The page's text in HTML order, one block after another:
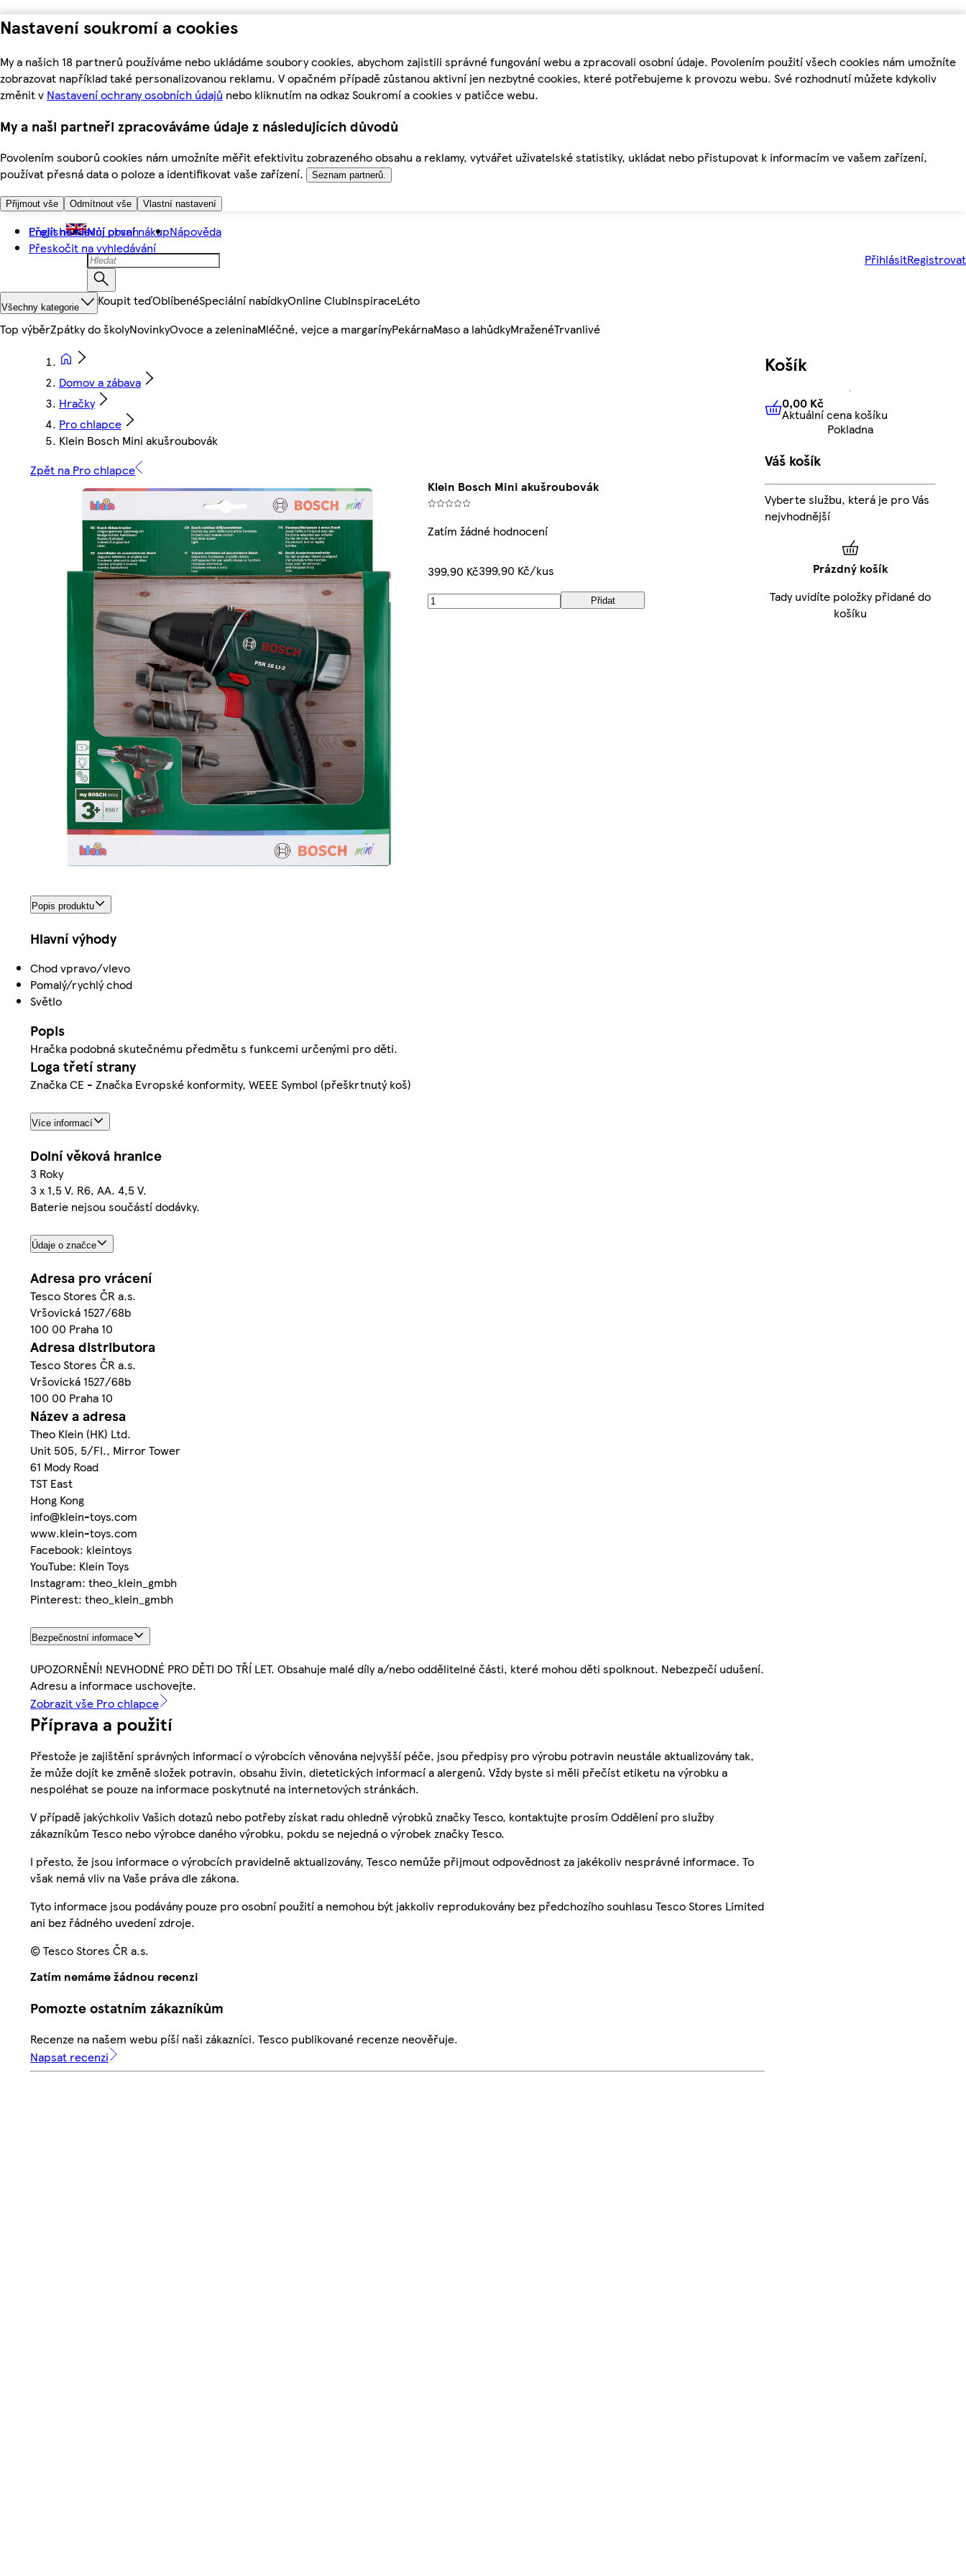
Nastavení soukromí a cookies
My a našich 18 partnerů používáme nebo ukládáme soubory cookies, abychom zajistili správné fungování webu a zpracovali osobní údaje. Povolením použití všech cookies nám umožníte
zobrazovat například také personalizovanou reklamu. V opačném případě zůstanou aktivní jen nezbytné cookies, které potřebujeme k provozu webu. Své rozhodnutí můžete kdykoliv
změnit v Nastavení ochrany osobních údajů nebo kliknutím na odkaz Soukromí a cookies v patičce webu.
My a naši partneři zpracováváme údaje z následujících důvodů
Povolením souborů cookies nám umožníte měřit efektivitu zobrazeného obsahu a reklamy, vytvářet uživatelské statistiky, ukládat nebo přistupovat k informacím ve vašem zařízení,
používat přesná data o poloze a identifikovat vaše zařízení.
Seznam partnerů.
Přijmout vše Odmítnout vše Vlastní nastavení
Přejít na hlavní obsah
Přeskočit na vyhledávání
English Můj první nákupNápověda
PřihlásitRegistrovat
Všechny kategorie Koupit teďOblíbenéSpeciální nabídkyOnline ClubInspiraceLéto
Top výběrZpátky do školyNovinkyOvoce a zeleninaMléčné, vejce a margarínyPekárnaMaso a lahůdkyMraženéTrvanlivé
Domov a zábava
Hračky
Pro chlapce
Klein Bosch Mini akušroubovák
Zpět na Pro chlapce
Klein Bosch Mini akušroubovák
Zatím žádné hodnocení
399,90 Kč399,90 Kč/kus
Přidat
Popis produktu
Hlavní výhody
Chod vpravo/vlevo
Pomalý/rychlý chod
Světlo
Popis
Hračka podobná skutečnému předmětu s funkcemi určenými pro děti.
Loga třetí strany
Značka CE - Značka Evropské konformity, WEEE Symbol (přeškrtnutý koš)
Více informací
Dolní věková hranice
3 Roky
3 x 1,5 V. R6, AA. 4,5 V.
Baterie nejsou součástí dodávky.
Údaje o značce
Adresa pro vrácení
Tesco Stores ČR a.s.
Vršovická 1527/68b
100 00 Praha 10
Adresa distributora
Tesco Stores ČR a.s.
Vršovická 1527/68b
100 00 Praha 10
Název a adresa
Theo Klein (HK) Ltd.
Unit 505, 5/FI., Mirror Tower
61 Mody Road
TST East
Hong Kong
info@klein-toys.com
www.klein-toys.com
Facebook: kleintoys
YouTube: Klein Toys
Instagram: theo_klein_gmbh
Pinterest: theo_klein_gmbh
Bezpečnostní informace
UPOZORNĚNÍ! NEVHODNÉ PRO DĚTI DO TŘÍ LET. Obsahuje malé díly a/nebo oddělitelné části, které mohou děti spolknout. Nebezpečí udušení.
Adresu a informace uschovejte.
Zobrazit vše Pro chlapce
Příprava a použití
Přestože je zajištění správných informací o výrobcích věnována nejvyšší péče, jsou předpisy pro výrobu potravin neustále aktualizovány tak,
že může dojít ke změně složek potravin, obsahu živin, dietetických informací a alergenů. Vždy byste si měli přečíst etiketu na výrobku a
nespoléhat se pouze na informace poskytnuté na internetových stránkách.
V případě jakýchkoliv Vašich dotazů nebo potřeby získat radu ohledně výrobků značky Tesco, kontaktujte prosím Oddělení pro služby
zákazníkům Tesco nebo výrobce daného výrobku, pokdu se nejedná o výrobek značky Tesco.
I přesto, že jsou informace o výrobcích pravidelně aktualizovány, Tesco nemůže přijmout odpovědnost za jakékoliv nesprávné informace. To
však nemá vliv na Vaše práva dle zákona.
Tyto informace jsou podávány pouze pro osobní použití a nemohou být jakkoliv reprodukovány bez předchozího souhlasu Tesco Stores Limited
ani bez řádného uvedení zdroje.
© Tesco Stores ČR a.s.
Zatím nemáme žádnou recenzi
Pomozte ostatním zákazníkům
Recenze na našem webu píší naši zákazníci. Tesco publikované recenze neověřuje.
Napsat recenzi
Košík
0,00 KčAktuální cena košíku
0,00 Kč
Aktuální cena košíku
Pokladna
Váš košík
Vyberte službu, která je pro Vás
nejvhodnější
Prázdný košík
Tady uvidíte položky přidané do
košíku